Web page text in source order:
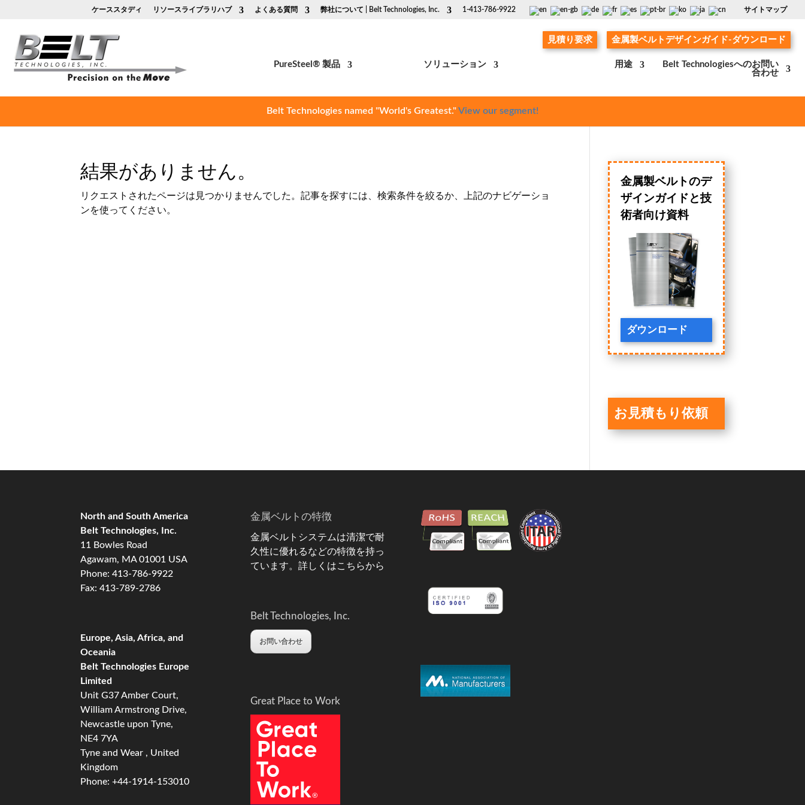
サイトマップ
ケーススタディ リソースライブラリハブ よくある質問 弊社について | Belt Technologies, Inc. 1-413-786-9922
PureSteel® 製品 ソリューション 用途
Belt Technologiesへのお問い
合わせ
見積り要求 金属製ベルトデザインガイド-ダウンロード
Belt Technologies named "World's Greatest."View our segment!
結果がありません。
リクエストされたページは見つかりませんでした。記事を探すには、検索条件を絞るか、上記のナビゲーショ
ンを使ってください。
金属製ベルトのデ
ザインガイドと技
術者向け資料
ダウンロード
お見積もり依頼
North and South America
Belt Technologies, Inc.
11 Bowles Road
Agawam, MA 01001 USA
Phone: 413-786-9922
Fax: 413-789-2786
Europe, Asia, Africa, and
Oceania
Belt Technologies Europe
Limited
Unit G37 Amber Court,
William Armstrong Drive,
Newcastle upon Tyne,
NE4 7YA
Tyne and Wear , United
Kingdom
Phone: +44-1914-153010
金属ベルトの特徴
金属ベルトシステムは清潔で耐
久性に優れるなどの特徴を持っ
ています。 詳しくはこちらから
Belt Technologies, Inc.
お問い合わせ
Great Place to Work